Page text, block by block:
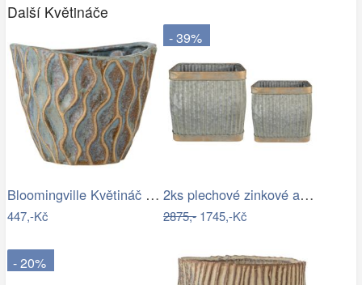
Další Květináče
Bloomingville Květináč Feren Ø 12 cm
447,-Kč
- 39%
2ks plechové zinkové antik obaly na…
2875,-1745,-Kč
- 20%